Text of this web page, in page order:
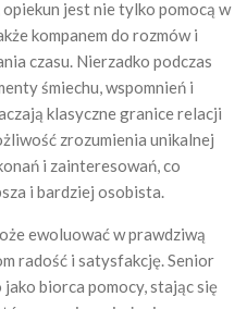
jest nie tylko pomocą w
kompanem do rozmów i
czasu. Nierzadko podczas
śmiechu, wspomnień i
klasyczne granice relacji
zrozumienia unikalnej
i zainteresowań, co
i bardziej osobista.
ewoluować w prawdziwą
radość i satysfakcję. Senior
biorca pomocy, stając się